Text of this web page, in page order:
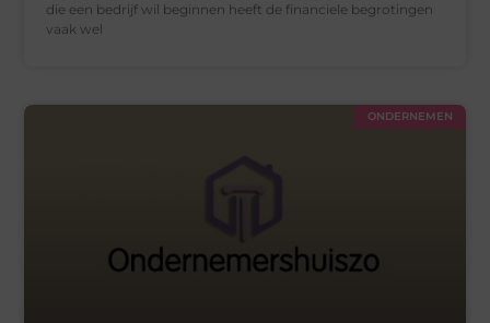
die een bedrijf wil beginnen heeft de financiele begrotingen
vaak wel
ONDERNEMEN